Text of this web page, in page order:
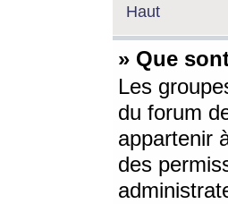
Haut
» Que
Les
du forum
appartenir
des